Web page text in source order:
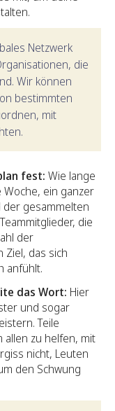
Netzwerk
die
Wir können
bestimmten
mit
fest: Wie lange
ein ganzer
der gesammelten
die
der
Ziel, das sich
anfühlt.
das Wort: Hier
und sogar
Teile
allen zu helfen, mit
nicht, Leuten
den Schwung